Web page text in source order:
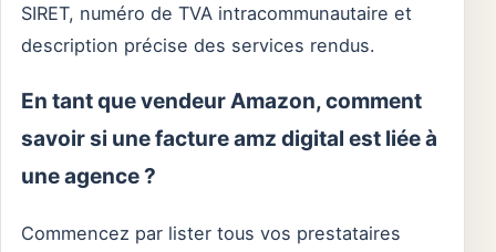
SIRET, numéro de TVA intracommunautaire et
description précise des services rendus.
En tant que vendeur Amazon, comment
savoir si une facture amz digital est liée à
une agence ?
Commencez par lister tous vos prestataires